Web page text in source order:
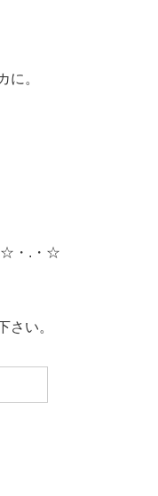
。
☆・.・☆
さい。